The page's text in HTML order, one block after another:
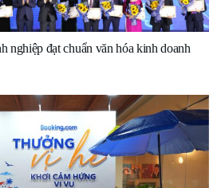
nghiệp đạt chuẩn văn hóa kinh doanh